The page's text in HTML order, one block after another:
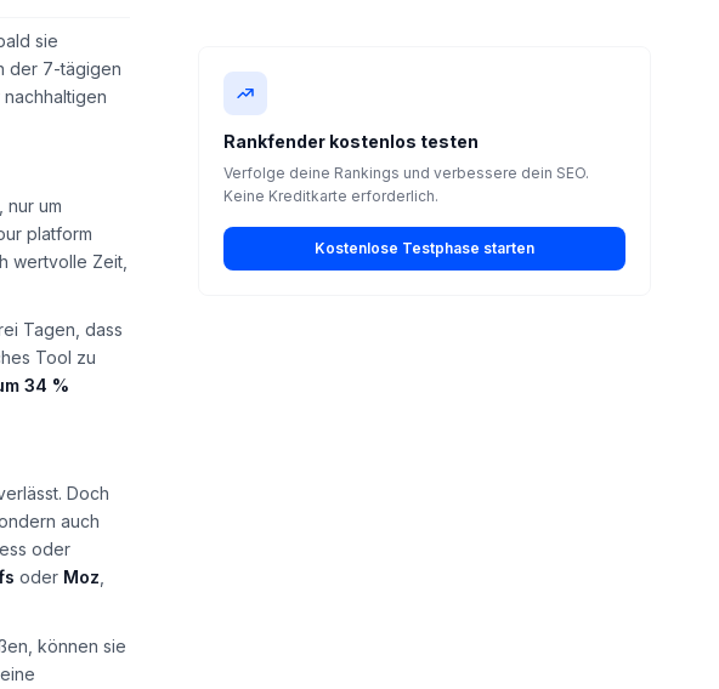
sie
der 7-tägigen
nur um
platform
wertvolle Zeit,
Tagen, dass
Tool zu
34 %
Doch
auch
oder
oder Moz,
können sie
Rankfender kostenlos testen
Verfolge deine Rankings und verbessere dein SEO.
Keine Kreditkarte erforderlich.
Kostenlose Testphase starten